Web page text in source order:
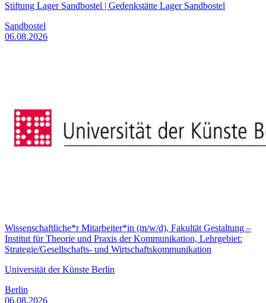
Stiftung Lager Sandbostel | Gedenkstätte Lager Sandbostel
Sandbostel
06.08.2026
Wissenschaftliche*r Mitarbeiter*in (m/w/d), Fakultät Gestaltung –
Institut für Theorie und Praxis der Kommunikation, Lehrgebiet:
Strategie/Gesellschafts- und Wirtschaftskommunikation
Universität der Künste Berlin
Berlin
06.08.2026